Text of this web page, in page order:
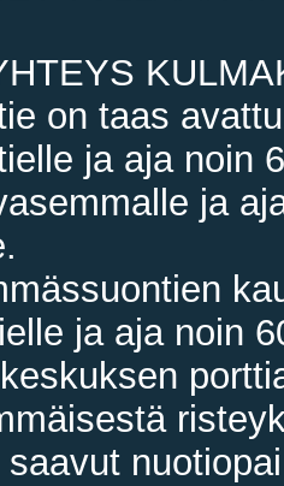
on taas
ja aja noin
ja
ja aja noin